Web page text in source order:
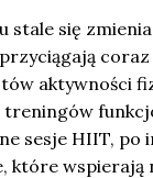
stale się
coraz
aktywności
treningów
sesje HIIT, po
które wspierają